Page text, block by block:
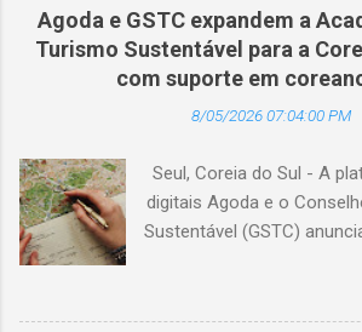
Agoda e GSTC expandem a
Turismo Sustentável para a
com suporte em
8/05/2026 07:04:00 PM
Seul, Coreia do Sul - A
digitais Agoda e o
Sustentável (GSTC)
para a Coreia do Sul,
em coreano. (Arquivo ©